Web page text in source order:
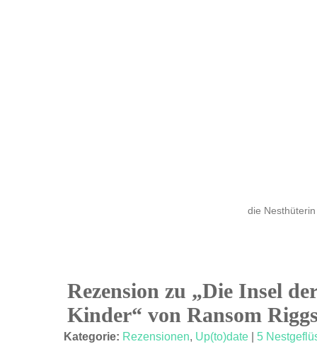
die Nesthüterin
Rezension zu „Die Insel
Kinder“ von Ransom
Kategorie: Rezensionen, Up(to)date 5